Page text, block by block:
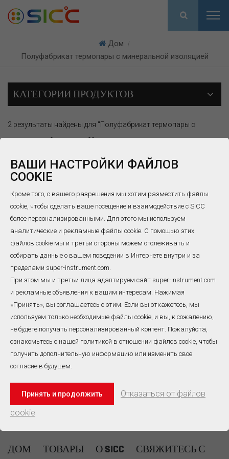
ВАШИ НАСТРОЙКИ ФАЙЛОВ
COOKIE
Кроме того, с вашего разрешения мы хотим разместить файлы
cookie, чтобы сделать ваше посещение и взаимодействие с SICC
более персонализированными. Для этого мы используем
аналитические и рекламные файлы cookie. С помощью этих
файлов cookie мы и третьи стороны можем отслеживать и
собирать данные о вашем поведении в Интернете внутри и за
пределами super-instrument.com.
При этом мы и третьи лица адаптируем сайт super-instrument.com
и рекламные объявления к вашим интересам. Нажимая
«Принять», вы соглашаетесь с этим. Если вы откажетесь, мы
используем только необходимые файлы cookie, и вы, к сожалению,
не будете получать персонализированный контент. Пожалуйста,
ознакомьтесь с нашей политикой в ​​отношении файлов cookie, чтобы
получить дополнительную информацию или изменить свое
согласие в будущем.
Принять и продолжить
Отказаться от файлов
cookie
Дом |
Полуфабрикат термопары с минеральной изоляцией
КАТЕГОРИИ ПРОДУКТОВ
2 результаты найдены для "Полуфабрикат термопары с
минеральной изоляцией"
Полуфабрикат
термопары MI
Как ведущийполуфабрикат
термопары с минеральной
(МИ)производитель, мы
стремимся предоставлять
высококачественные,
прецизионные
компоненты для
надежности приложений
измерения температуры.
Наши полуфабрикаты
технологии с
превосходным
мастерством,
производительность в
ЧИТАТЬ ДАЛЕЕ
Полуфабрикат
термопары
Полуфабрикаты термопар
основную обработку и
оснащенные
определенными
функциональными
модулями, но ещё не
датчики температуры. Они
являются основной
интегрируемые
ЧИТАТЬ ДАЛЕЕ
Всего 1 Страницы
No520, Wangjiang Road,Hefei,China
ПОСМОТРЕТЬ ВСЕ КОНТАКТЫ
Электронная почта: info@super-instrument.com
Тел: +86-551-63838994
ДОМ ТОВАРЫ О SICC
СВЯЖИТЕСЬ С